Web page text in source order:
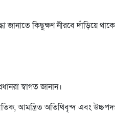
জানাতে কিছুক্ষণ নীরবে দাঁড়িয়ে
স্বাগত জানান।
আমন্ত্রিত অতিথিবৃন্দ এবং